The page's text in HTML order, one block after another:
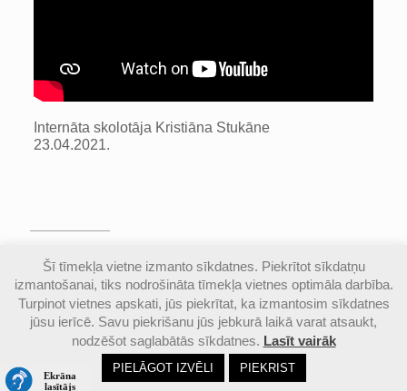
Internāta skolotāja Kristiāna Stukāne
23.04.2021.
© Valmieras Gaujas krasta vidusskola | Visas
autortiesības aizsargātas |Piekļūstamības
paziņojums
Šī tīmekļa vietne izmanto sīkdatnes. Piekrītot sīkdatņu
izmantošanai, tiks nodrošināta tīmekļa vietnes optimāla darbība.
Turpinot vietnes apskati, jūs piekrītat, ka izmantosim sīkdatnes
jūsu ierīcē. Savu piekrišanu jūs jebkurā laikā varat atsaukt,
nodzēšot saglabātās sīkdatnes. Lasīt vairāk
PIELĀGOT IZVĒLI PIEKRIST
Email Google